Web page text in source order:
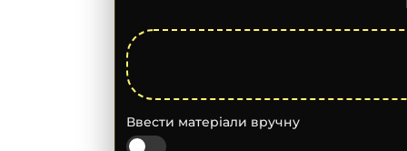
Ввести матеріали вручну